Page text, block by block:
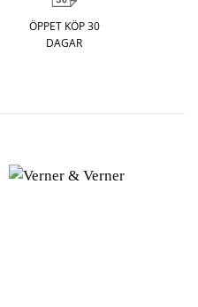
ÖPPET KÖP 30
DAGAR